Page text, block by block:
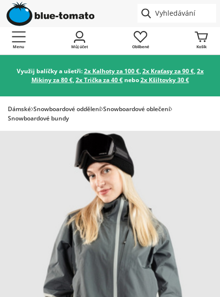
Menu Můj účet Oblíbené Košík
Využij balíčky a ušetři:2x Kalhoty za 100 €,2x Kraťasy za 90 €,2x
Mikiny za 80 €,2x Trička za 40 €nebo2x Kšiltovky 30 €
Dámské Snowboardové oddělení Snowboardové oblečení
Snowboardové bundy